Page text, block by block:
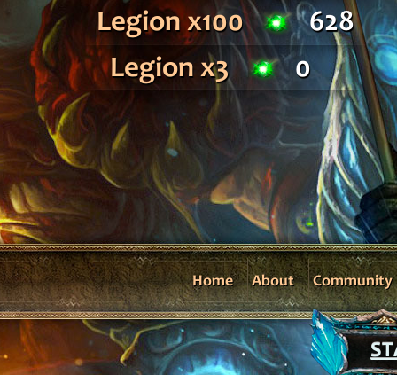
Legion x100
628
Legion x3
0
Home About Community